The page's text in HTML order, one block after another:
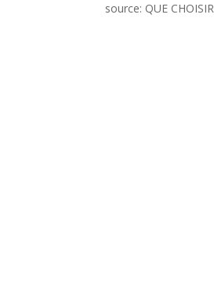
source: QUE CHOISIR